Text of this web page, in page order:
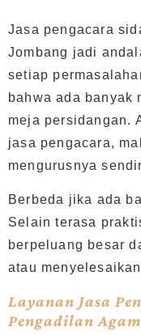
Jasa pengacara
Jombang jadi
setiap
bahwa ada banyak
meja persidangan.
jasa pengacara,
mengurusnya
Berbeda jika ada
Selain terasa
berpeluang besar
atau
Layanan Jasa
Pengadilan